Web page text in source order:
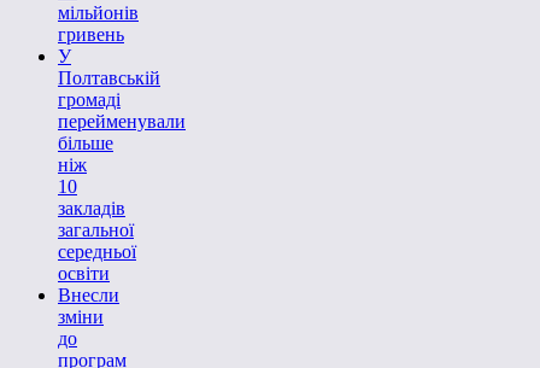
мільйонів
гривень
У
Полтавській
громаді
перейменували
більше
ніж
10
закладів
загальної
середньої
освіти
Внесли
зміни
до
програм